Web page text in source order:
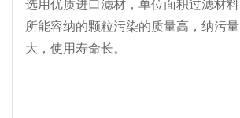
选用优质进口滤材，单位面积过滤材料
所能容纳的颗粒污染的质量高，纳污量
大，使用寿命长。